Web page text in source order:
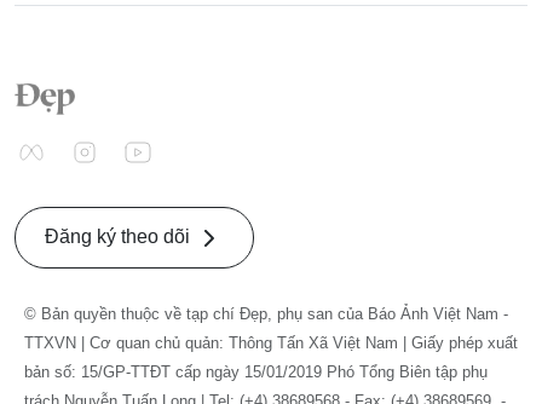
Đăng ký theo dõi
© Bản quyền thuộc về tạp chí Đẹp, phụ san của Báo Ảnh Việt Nam -
TTXVN | Cơ quan chủ quản: Thông Tấn Xã Việt Nam | Giấy phép xuất
bản số: 15/GP-TTĐT cấp ngày 15/01/2019 Phó Tổng Biên tập phụ